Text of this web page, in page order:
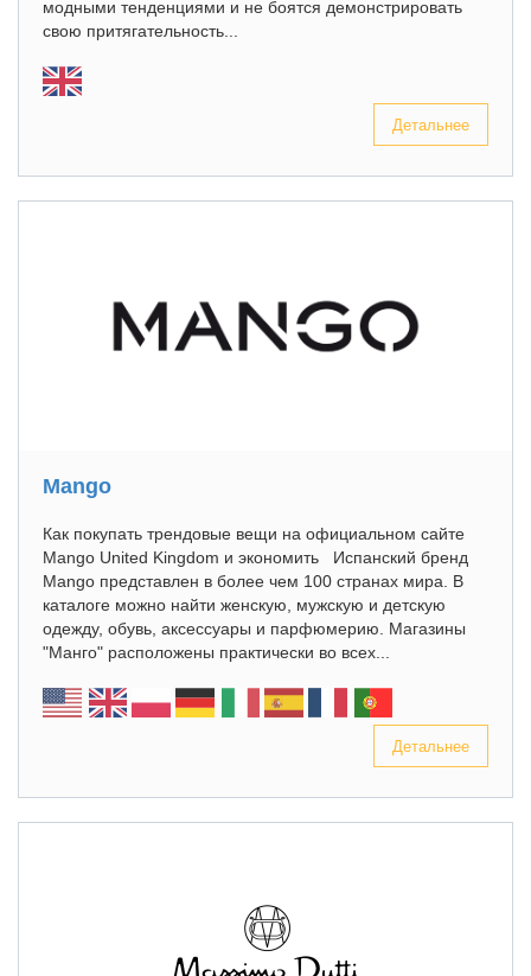
модными тенденциями и не боятся демонстрировать
свою притягательность...
Детальнее
Mango
Как покупать трендовые вещи на официальном сайте
Mango United Kingdom и экономить Испанский бренд
Mango представлен в более чем 100 странах мира. В
каталоге можно найти женскую, мужскую и детскую
одежду, обувь, аксессуары и парфюмерию. Магазины
"Манго" расположены практически во всех...
Детальнее